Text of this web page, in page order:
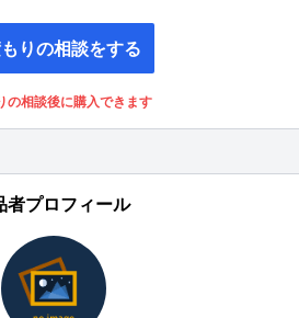
りの相談をする
の相談後に購入できます
者プロフィール